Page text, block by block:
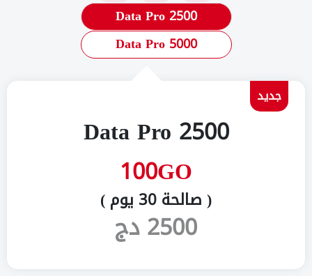
جديد
Data Pro 2500
100GO
( صالحة 30 يوم )
2500 دج
Data Pro 2500
Data Pro 5000